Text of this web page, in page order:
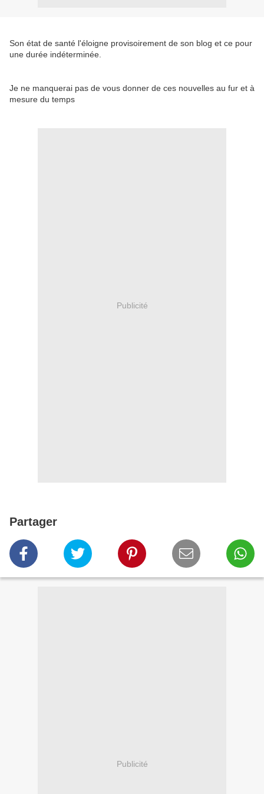
Son état de santé l'éloigne provisoirement de son blog et ce pour
une durée indéterminée.
Je ne manquerai pas de vous donner de ces nouvelles au fur et à
mesure du temps
Publicité
Partager
Publicité